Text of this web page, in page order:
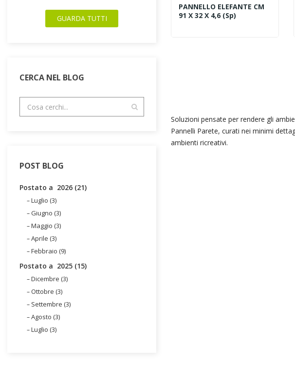
GUARDA TUTTI
CERCA NEL BLOG
POST BLOG
Postato a 2026 (21)
Luglio (3)
Giugno (3)
Maggio (3)
Aprile (3)
Febbraio (9)
Postato a 2025 (15)
Dicembre (3)
Ottobre (3)
Settembre (3)
Agosto (3)
Luglio (3)
PANNELLO ELEFANTE CM
91 X 32 X 4,6 (sp)
Soluzioni pensate per rendere gli
Pannelli Parete, curati nei minimi
ambienti ricreativi.